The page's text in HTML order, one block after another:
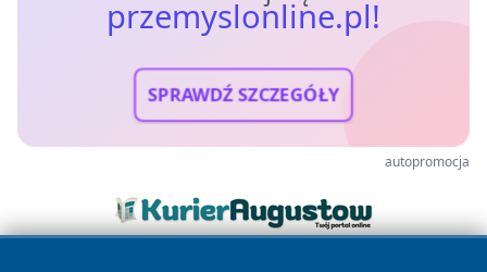
przemyslonline.pl!
SPRAWDŹ SZCZEGÓŁY
autopromocja